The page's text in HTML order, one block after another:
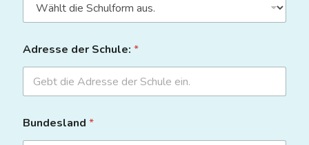
Adresse der Schule: *
Bundesland *